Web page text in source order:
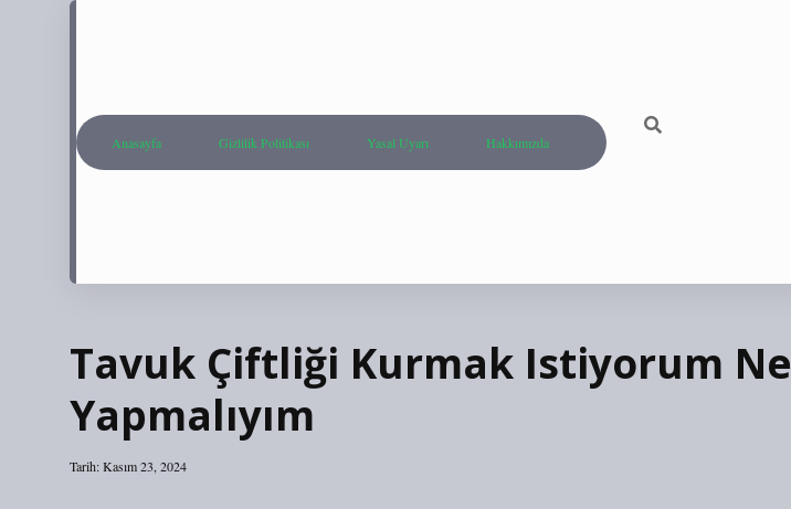
Anasayfa Gizlilik Politikası Yasal Uyarı Hakkımızda
Tavuk Çiftliği Kurmak Istiyorum Ne
Yapmalıyım
Tarih: Kasım 23, 2024